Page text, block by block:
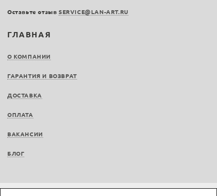
ГЛАВНАЯ
О КОМПАНИИ
ГАРАНТИЯ И ВОЗВРАТ
ДОСТАВКА
ОПЛАТА
ВАКАНСИИ
БЛОГ
Оставьте отзыв SERVICE@LAN-ART.RU